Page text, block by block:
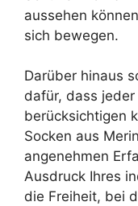
aussehen
sich bewegen.
Darüber hinaus
dafür, dass jeder
berücksichtigen
Socken aus
angenehmen
Ausdruck Ihres
die Freiheit, bei